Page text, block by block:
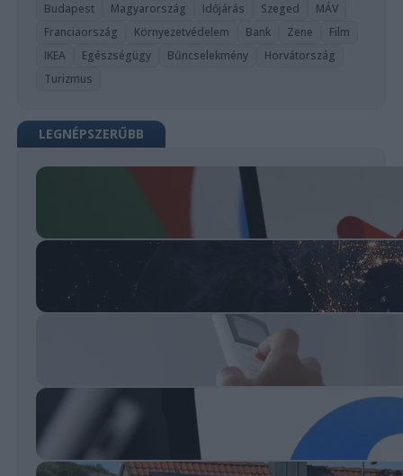
Budapest Magyarország Időjárás Szeged
MÁV
Franciaország
Környezetvédelem Bank Zene
Film
IKEA
Egészségügy Bűncselekmény
Horvátország
Turizmus
LEGNÉPSZERŰBB